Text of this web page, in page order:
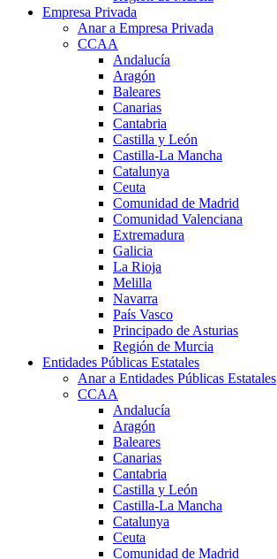
Empresa Privada
Anar a Empresa Privada
CCAA
Andalucía
Aragón
Baleares
Canarias
Cantabria
Castilla y León
Castilla-La Mancha
Catalunya
Ceuta
Comunidad de Madrid
Comunidad Valenciana
Extremadura
Galicia
La Rioja
Melilla
Navarra
País Vasco
Principado de Asturias
Región de Murcia
Entidades Públicas Estatales
Anar a Entidades Públicas Estatales
CCAA
Andalucía
Aragón
Baleares
Canarias
Cantabria
Castilla y León
Castilla-La Mancha
Catalunya
Ceuta
Comunidad de Madrid